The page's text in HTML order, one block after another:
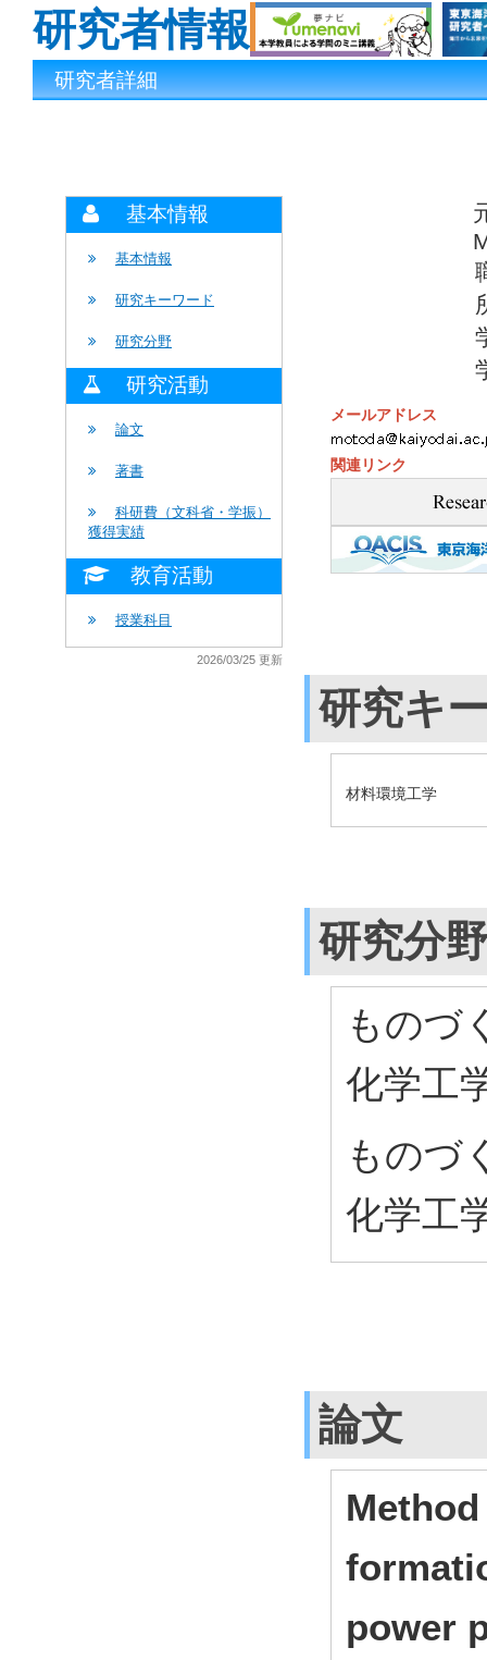
研究者情報
研究者詳細
基本情報
基本情報
研究キーワード
研究分野
研究活動
論文
著書
科研費（文科省・学振）
獲得実績
教育活動
授業科目
2026/03/25 更新
メールアドレス
関連リンク
研究キ
材料環境工学
研究分野
ものづ
化学工
ものづ
化学工
論文
power